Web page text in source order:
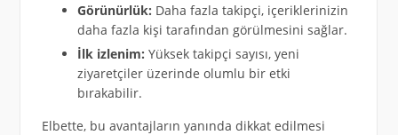
Görünürlük: Daha fazla takipçi, içeriklerinizin
daha fazla kişi tarafından görülmesini sağlar.
İlk izlenim: Yüksek takipçi sayısı, yeni
ziyaretçiler üzerinde olumlu bir etki
bırakabilir.
Elbette, bu avantajların yanında dikkat edilmesi